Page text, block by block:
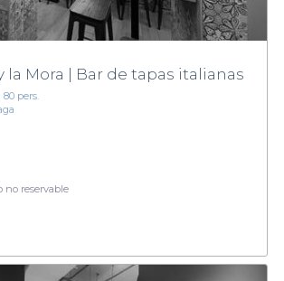
la Mora | Bar de tapas italianas
pers.
no reservable